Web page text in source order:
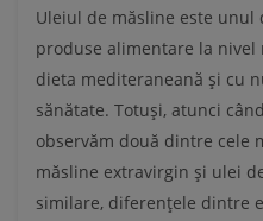
Uleiul de măsline este
produse alimentare la nivel
dieta mediteraneană și cu
sănătate. Totuși, atunci
observăm două dintre cele
măsline extravirgin și ulei
similare, diferențele dintre